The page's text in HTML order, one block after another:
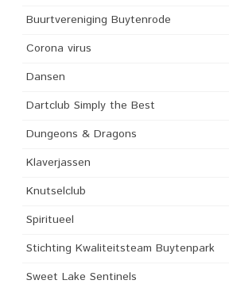
Buurtvereniging Buytenrode
Corona virus
Dansen
Dartclub Simply the Best
Dungeons & Dragons
Klaverjassen
Knutselclub
Spiritueel
Stichting Kwaliteitsteam Buytenpark
Sweet Lake Sentinels